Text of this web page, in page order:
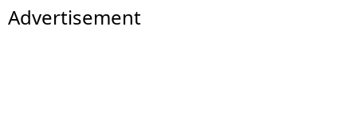
Advertisement